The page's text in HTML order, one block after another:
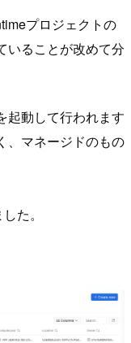
プロジェクトの
いることが改めて分
起動して行われます
、マネージドのもの
た。